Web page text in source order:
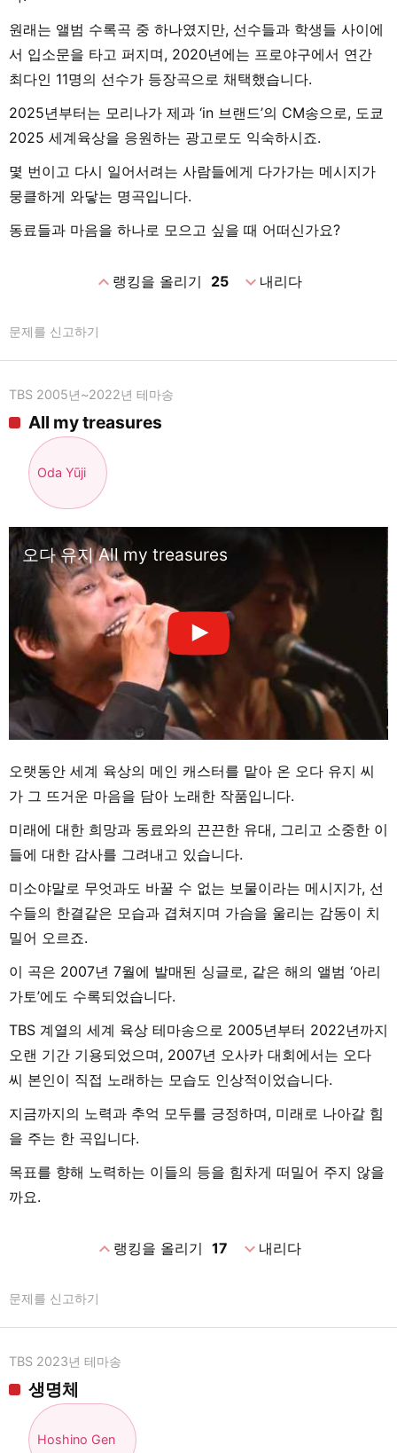
원래는 앨범 수록곡 중 하나였지만, 선수들과 학생들 사이에
서 입소문을 타고 퍼지며, 2020년에는 프로야구에서 연간
최다인 11명의 선수가 등장곡으로 채택했습니다.
2025년부터는 모리나가 제과 ‘in 브랜드’의 CM송으로, 도쿄
2025 세계육상을 응원하는 광고로도 익숙하시죠.
몇 번이고 다시 일어서려는 사람들에게 다가가는 메시지가
뭉클하게 와닿는 명곡입니다.
동료들과 마음을 하나로 모으고 싶을 때 어떠신가요?
expand_less랭킹을 올리기 25 expand_more내리다
문제를 신고하기
TBS 2005년~2022년 테마송
All my treasures
Oda Yūji
오다 유지 All my treasures
오랫동안 세계 육상의 메인 캐스터를 맡아 온 오다 유지 씨
가 그 뜨거운 마음을 담아 노래한 작품입니다.
미래에 대한 희망과 동료와의 끈끈한 유대, 그리고 소중한 이
들에 대한 감사를 그려내고 있습니다.
미소야말로 무엇과도 바꿀 수 없는 보물이라는 메시지가, 선
수들의 한결같은 모습과 겹쳐지며 가슴을 울리는 감동이 치
밀어 오르죠.
이 곡은 2007년 7월에 발매된 싱글로, 같은 해의 앨범 ‘아리
가토’에도 수록되었습니다.
TBS 계열의 세계 육상 테마송으로 2005년부터 2022년까지
오랜 기간 기용되었으며, 2007년 오사카 대회에서는 오다
씨 본인이 직접 노래하는 모습도 인상적이었습니다.
지금까지의 노력과 추억 모두를 긍정하며, 미래로 나아갈 힘
을 주는 한 곡입니다.
목표를 향해 노력하는 이들의 등을 힘차게 떠밀어 주지 않을
까요.
expand_less랭킹을 올리기 17 expand_more내리다
문제를 신고하기
TBS 2023년 테마송
생명체
Hoshino Gen